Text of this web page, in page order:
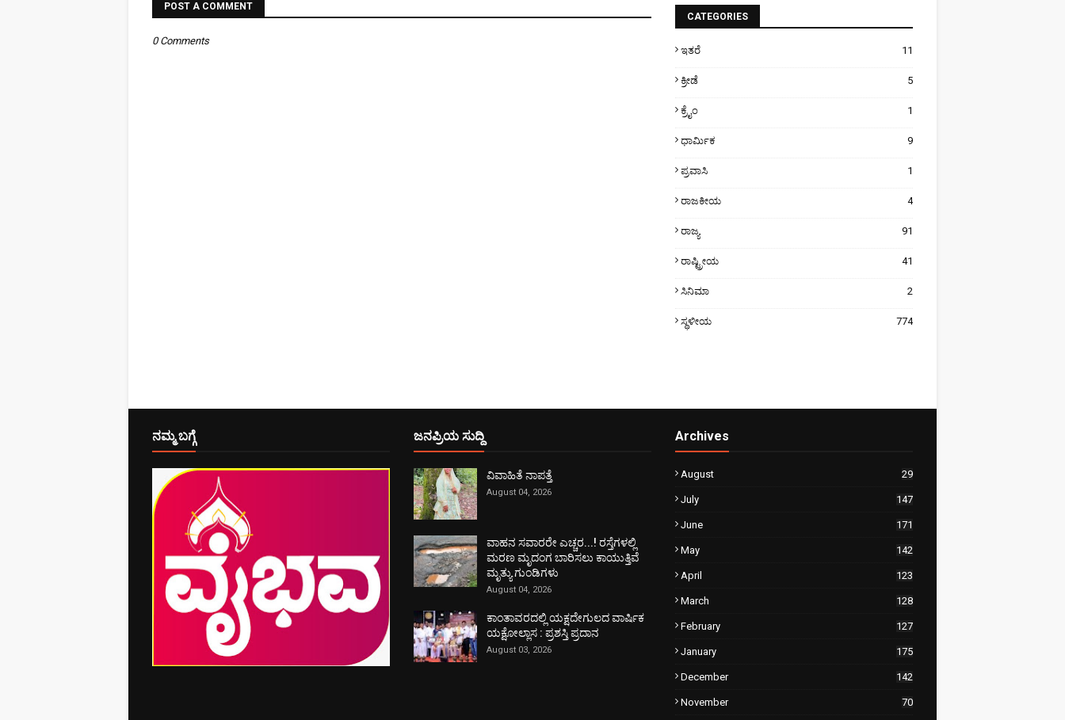
POST A COMMENT
0 Comments
CATEGORIES
ಇತರೆ 11
ಕ್ರೀಡೆ 5
ಕ್ರೈಂ 1
ಧಾರ್ಮಿಕ 9
ಪ್ರವಾಸಿ 1
ರಾಜಕೀಯ 4
ರಾಜ್ಯ 91
ರಾಷ್ಟ್ರೀಯ 41
ಸಿನಿಮಾ 2
ಸ್ಥಳೀಯ 774
ನಮ್ಮ ಬಗ್ಗೆ ಜನಪ್ರಿಯ ಸುದ್ದಿ
ವಿವಾಹಿತೆ ನಾಪತ್ತೆ
August 04, 2026
ವಾಹನ ಸವಾರರೇ ಎಚ್ಚರ...! ರಸ್ತೆಗಳಲ್ಲಿ
ಮರಣ ಮೃದಂಗ ಬಾರಿಸಲು ಕಾಯುತ್ತಿವೆ
ಮೃತ್ಯು ಗುಂಡಿಗಳು
August 04, 2026
ಕಾಂತಾವರದಲ್ಲಿ ಯಕ್ಷದೇಗುಲದ ವಾರ್ಷಿಕ
ಯಕ್ಷೋಲ್ಲಾಸ : ಪ್ರಶಸ್ತಿ ಪ್ರದಾನ
August 03, 2026
Archives
August 29
July 147
June 171
May 142
April 123
March 128
February 127
January 175
December 142
November 70